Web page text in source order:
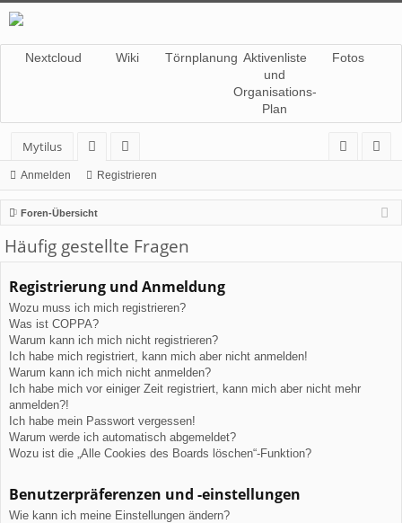
Nextcloud Wiki Törnplanung Aktivenliste
und
Organisations-
Plan
Fotos
Mytilus
or
en
itg
lie
de
r
m
el
de
ist
rie
re
Anmelden Registrieren
Foren-Übersicht
Häufig gestellte Fragen
Registrierung und Anmeldung
Wozu muss ich mich registrieren?
Was ist COPPA?
Warum kann ich mich nicht registrieren?
Ich habe mich registriert, kann mich aber nicht anmelden!
Warum kann ich mich nicht anmelden?
Ich habe mich vor einiger Zeit registriert, kann mich aber nicht mehr
anmelden?!
Ich habe mein Passwort vergessen!
Warum werde ich automatisch abgemeldet?
Wozu ist die „Alle Cookies des Boards löschen“-Funktion?
Benutzerpräferenzen und -einstellungen
Wie kann ich meine Einstellungen ändern?